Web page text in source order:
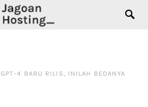
GPT-4 BARU RILIS, INILAH BEDANYA